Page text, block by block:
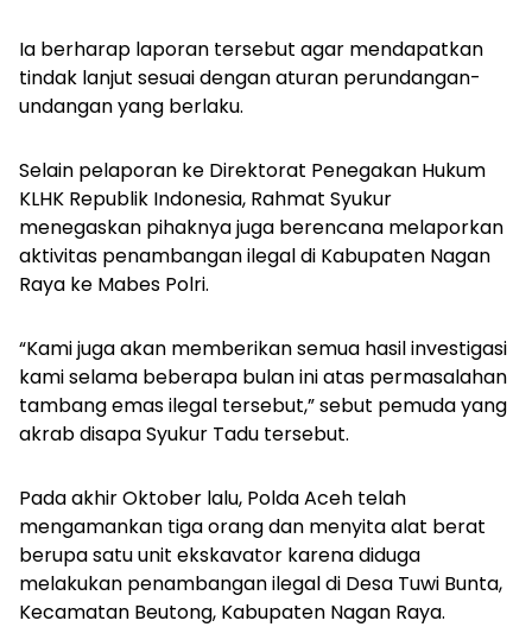
Ia berharap laporan tersebut agar mendapatkan
tindak lanjut sesuai dengan aturan perundangan-
undangan yang berlaku.
Selain pelaporan ke Direktorat Penegakan Hukum
KLHK Republik Indonesia, Rahmat Syukur
menegaskan pihaknya juga berencana melaporkan
aktivitas penambangan ilegal di Kabupaten Nagan
Raya ke Mabes Polri.
“Kami juga akan memberikan semua hasil investigasi
kami selama beberapa bulan ini atas permasalahan
tambang emas ilegal tersebut,” sebut pemuda yang
akrab disapa Syukur Tadu tersebut.
Pada akhir Oktober lalu, Polda Aceh telah
mengamankan tiga orang dan menyita alat berat
berupa satu unit ekskavator karena diduga
melakukan penambangan ilegal di Desa Tuwi Bunta,
Kecamatan Beutong, Kabupaten Nagan Raya.